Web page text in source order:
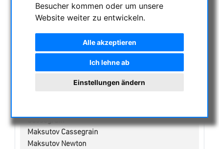
Besucher kommen oder um unsere
Website weiter zu entwickeln.
Alle akzeptieren
Ich lehne ab
Einstellungen ändern
APM PRODUKTE
ASTROEINSTIEG
SONNENBEOBACHTUNG
FERNGLÄSER, SPEKTIVE
Refraktoren
Justagehilfe für Teleskope
Maksutov Cassegrain
Maksutov Newton